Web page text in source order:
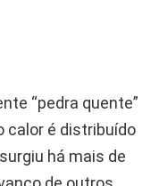
“pedra quente”
calor é distribuído
há mais de